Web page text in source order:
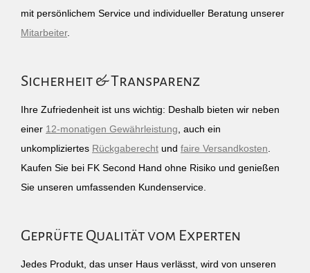
mit persönlichem Service und individueller Beratung unserer
Mitarbeiter.
Sicherheit & Transparenz
Ihre Zufriedenheit ist uns wichtig: Deshalb bieten wir neben
einer 12-monatigen Gewährleistung , auch ein
unkompliziertes Rückgaberecht und faire Versandkosten
Kaufen Sie bei FK Second Hand ohne Risiko und genießen
Sie unseren umfassenden Kundenservice.
Geprüfte Qualität vom Experten
Jedes Produkt, das unser Haus verlässt, wird von unseren